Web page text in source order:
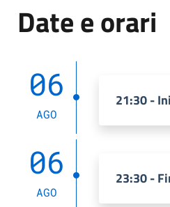
Date e orari
06
AGO
21:30 -
06
AGO
23:30 -